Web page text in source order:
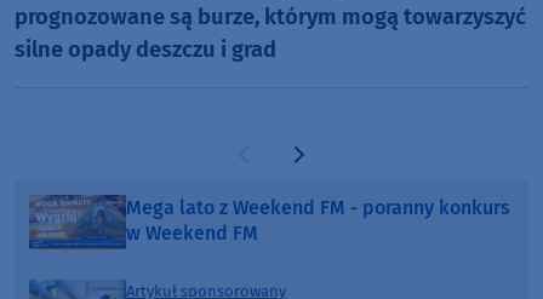
prognozowane są burze, którym mogą towarzyszyć
silne opady deszczu i grad
Poprzednia strona
Następna strona
Mega lato z Weekend FM - poranny konkurs
w Weekend FM
Artykuł sponsorowany